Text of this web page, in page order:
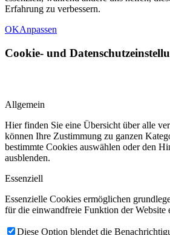
Erfahrung zu verbessern.
OKAnpassen
Cookie- und
Allgemein
Hier finden Sie eine Übersicht über alle
können Ihre Zustimmung zu ganzen
bestimmte Cookies auswählen oder den
ausblenden.
Essenziell
Essenzielle Cookies ermöglichen
für die einwandfreie Funktion der Website
Diese Option blendet die